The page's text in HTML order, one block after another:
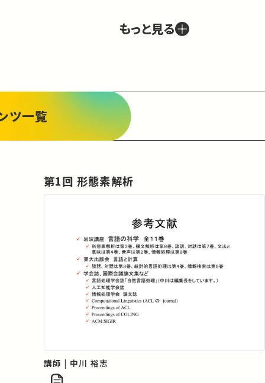
ち情報抽出、要約、機械翻訳、情報検索について紹
もっと見る
ツ一覧
第1回 形態素解析
講師 | 中川 裕志